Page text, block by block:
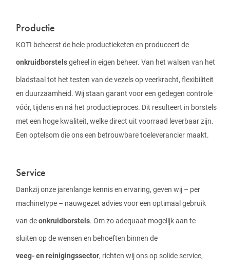
Productie
KOTI beheerst de hele productieketen en produceert de
onkruidborstelsgeheel in eigen beheer. Van het walsen van het
bladstaal tot het testen van de vezels op veerkracht, flexibiliteit
en duurzaamheid. Wij staan garant voor een gedegen controle
vóór, tijdens en ná het productieproces. Dit resulteert in borstels
met een hoge kwaliteit, welke direct uit voorraad leverbaar zijn.
Een optelsom die ons een betrouwbare toeleverancier maakt.
Service
Dankzij onze jarenlange kennis en ervaring, geven wij – per
machinetype – nauwgezet advies voor een optimaal gebruik
van deonkruidborstels. Om zo adequaat mogelijk aan te
sluiten op de wensen en behoeften binnen de
veeg- en reinigingssector, richten wij ons op solide service,